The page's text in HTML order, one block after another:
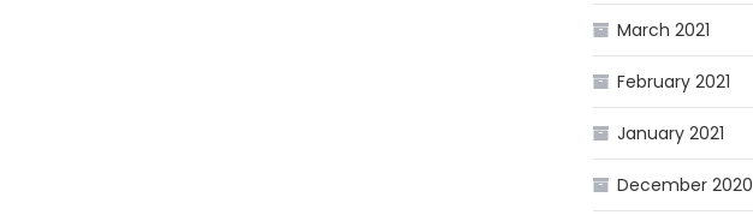
March 2021
February 2021
January 2021
December 2020